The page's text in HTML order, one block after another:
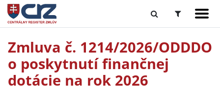
Zmluva č. 1214/2026/ODDDO
o poskytnutí finančnej
dotácie na rok 2026